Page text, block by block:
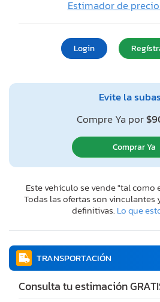
Estimador de
Login
Evite la
Compre Ya por
Comprar Ya
Este vehículo se vende "tal como
Todas las ofertas son vinculantes
definitivas. Lo que
TRANSPORTACIÓN
Consulta tu estimación